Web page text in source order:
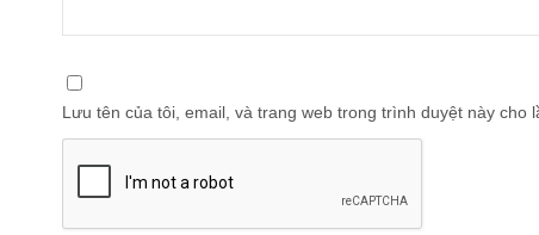
Lưu tên của tôi, email, và trang web trong trình duyệt này cho